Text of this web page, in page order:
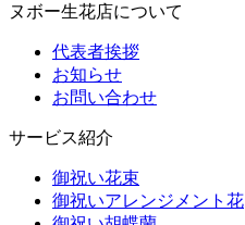
ヌボー生花店について
代表者挨拶
お知らせ
お問い合わせ
サービス紹介
御祝い花束
御祝いアレンジメント花